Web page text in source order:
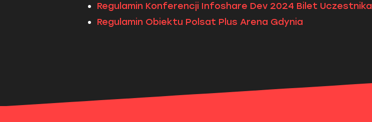
Regulamin Konferencji Infoshare Dev 2024 Bilet Uczestnika
Regulamin Obiektu Polsat Plus Arena Gdynia